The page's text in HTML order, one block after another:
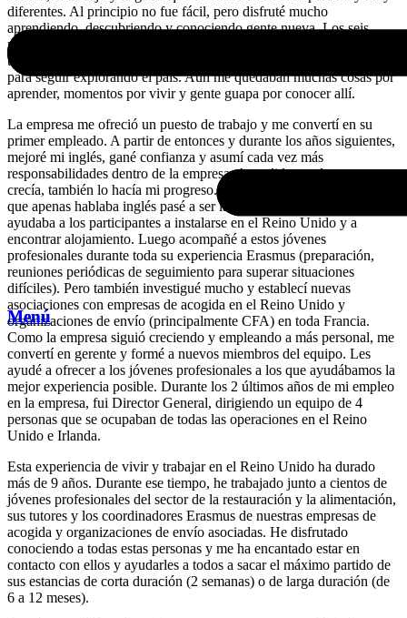
Menú
Menú
diferentes. Al principio no fue fácil, pero disfruté mucho
aprendiendo, descubriendo y conociendo gente nueva. Los seis
meses pasaron muy rápido y las prácticas fueron muy bien. Una vez
terminadas, decidí no volver a Francia, sino quedarme en Inglaterra
para seguir explorando el país. Aún me quedaban muchas cosas por
aprender, momentos por vivir y gente guapa por conocer allí.
La empresa me ofreció un puesto de trabajo y me convertí en su
primer empleado. A partir de entonces y durante los años siguientes,
mejoré mi inglés, gané confianza y asumí cada vez más
responsabilidades dentro de la empresa. A medida que la empresa
crecía, también lo hacía mi progreso. De joven aprendiz francesa
que apenas hablaba inglés pasé a ser la asistente de proyecto que
ayudaba a los participantes a instalarse en el Reino Unido y a
encontrar alojamiento. Luego acompañé a estos jóvenes
profesionales durante toda su experiencia Erasmus (preparación,
reuniones periódicas de seguimiento para superar situaciones
difíciles). Pero también investigué mucho y establecí nuevas
asociaciones con empresas de acogida en el Reino Unido y
organizaciones de envío (principalmente CFA) en toda Francia.
Como la empresa siguió creciendo y empleando a más personal, me
convertí en gerente y formé a nuevos miembros del equipo. Les
ayudé a ofrecer a los jóvenes profesionales a los que ayudábamos la
mejor experiencia posible. Durante los 2 últimos años de mi empleo
en la empresa, fui Director General, dirigiendo un equipo de 4
personas que se ocupaban de todas las operaciones en el Reino
Unido e Irlanda.
Esta experiencia de vivir y trabajar en el Reino Unido ha durado
más de 9 años. Durante ese tiempo, he trabajado junto a cientos de
jóvenes profesionales del sector de la restauración y la alimentación,
sus tutores y los coordinadores Erasmus de nuestras empresas de
acogida y organizaciones de envío asociadas. He disfrutado
conociendo a todas estas personas y me ha encantado estar en
contacto con ellos y ayudarles a todos a sacar el máximo partido de
sus estancias de corta duración (2 semanas) o de larga duración (de
6 a 12 meses).